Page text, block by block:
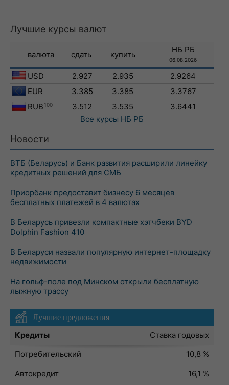
Лучшие курсы валют
валюта сдать купить
НБ РБ
06.08.2026
USD 2.927 2.935
2.9264
EUR
3.385 3.385
3.3767
RUB 100 3.512 3.535
3.6441
Все курсы НБ РБ
Новости
ВТБ (Беларусь) и Банк развития расширили линейку
кредитных решений для СМБ
Приорбанк предоставит бизнесу 6 месяцев
бесплатных платежей в 4 валютах
В Беларусь привезли компактные хэтчбеки BYD
Dolphin Fashion 410
В Беларуси назвали популярную интернет-площадку
недвижимости
На гольф-поле под Минском открыли бесплатную
лыжную трассу
Лучшие предложения
Кредиты
Ставка годовых
Потребительский
10,8 %
Автокредит
16,1 %